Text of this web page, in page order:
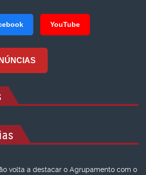
YouTube
volta a destacar o Agrupamento com o